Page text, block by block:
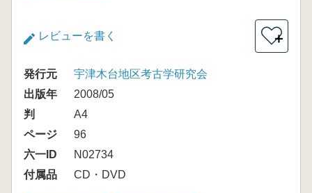
レビューを書く ＋
発行元
宇津木台地区考古学研究会
出版年
2008/05
判
A4
ページ
96
六一ID
N02734
付属品
CD・DVD